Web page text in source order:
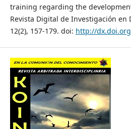
training regarding the
Revista Digital de Investigación en
12(2), 157-179. doi: http://